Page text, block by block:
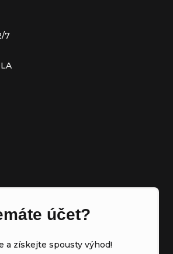
7
účet?
a získejte spousty výhod!